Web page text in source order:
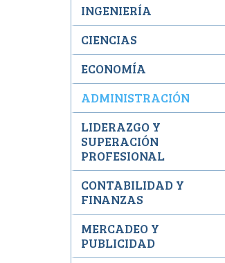
INGENIERÍA
CIENCIAS
ECONOMÍA
ADMINISTRACIÓN
LIDERAZGO Y
SUPERACIÓN
PROFESIONAL
CONTABILIDAD Y
FINANZAS
MERCADEO Y
PUBLICIDAD